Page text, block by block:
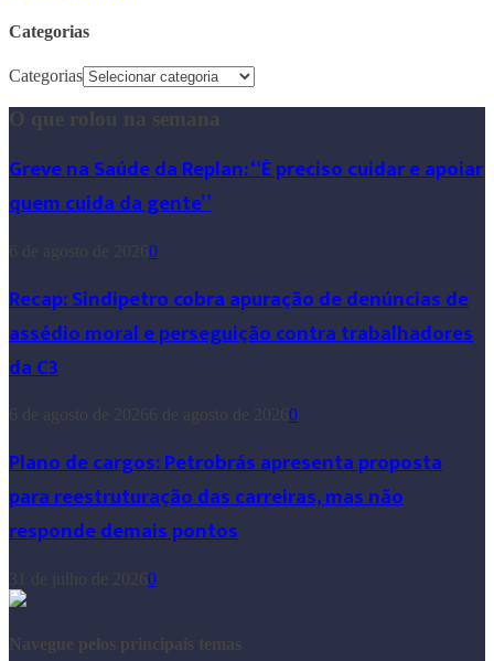
Categorias
Categorias
O que rolou na semana
Greve na Saúde da Replan: “É preciso cuidar e apoiar
quem cuida da gente”
0
Recap: Sindipetro cobra apuração de denúncias de
assédio moral e perseguição contra trabalhadores
da C3
0
Plano de cargos: Petrobrás apresenta proposta
para reestruturação das carreiras, mas não
responde demais pontos
0
Navegue pelos principais temas